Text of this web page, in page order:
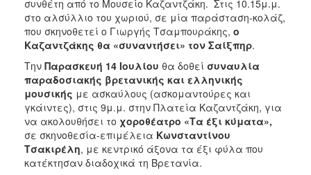
συνθέτη από το Μουσείο Καζαντζάκη. Στις 10.15μ.μ.
στο αλσύλλιο του χωριού, σε μία παράσταση-κολάζ,
που σκηνοθετεί ο Γιωργής Τσαμπουράκης, ο
Καζαντζάκης θα «συναντήσει» τον Σαίξπηρ.
Την Παρασκευή 14 Ιουλίου θα δοθεί συναυλία
παραδοσιακής βρετανικής και ελληνικής
μουσικής με ασκαύλους (ασκομαντούρες και
γκάιντες), στις 9μ.μ. στην Πλατεία Καζαντζάκη, για
να ακολουθήσει το χοροθέατρο «Τα έξι κύματα»,
σε σκηνοθεσία-επιμέλεια Κωνσταντίνου
Τσακιρέλη, με κεντρικό άξονα τα έξι φύλα που
κατέκτησαν διαδοχικά τη Βρετανία.